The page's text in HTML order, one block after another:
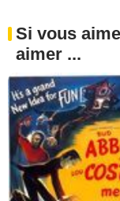
Si vous
aimer ...